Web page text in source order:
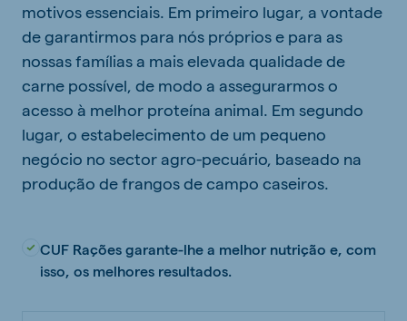
motivos essenciais. Em primeiro lugar, a vontade
de garantirmos para nós próprios e para as
nossas famílias a mais elevada qualidade de
carne possível, de modo a assegurarmos o
acesso à melhor proteína animal. Em segundo
lugar, o estabelecimento de um pequeno
negócio no sector agro-pecuário, baseado na
produção de frangos de campo caseiros.
CUF Rações garante-lhe a melhor nutrição e, com
isso, os melhores resultados.